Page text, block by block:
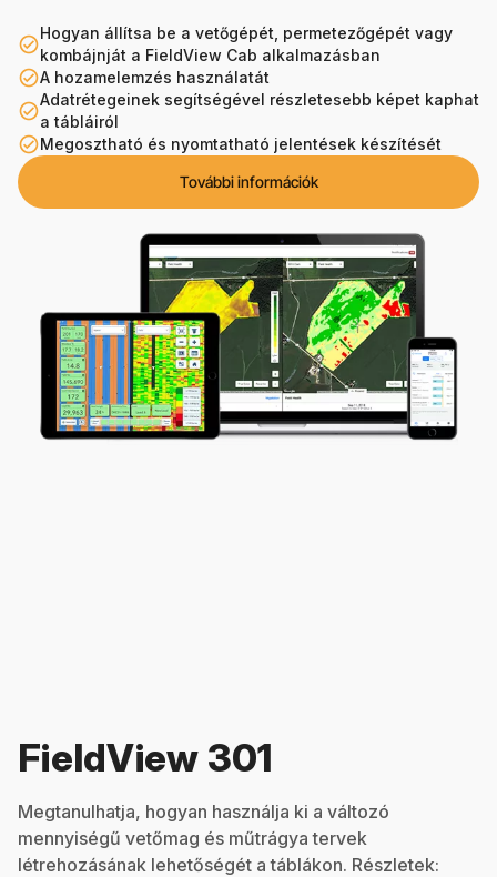
check_circle_outline
Hogyan állítsa be a vetőgépét, permetezőgépét vagy
kombájnját a FieldView Cab alkalmazásban
check_circle_outlineA hozamelemzés használatát
check_circle_outline
Adatrétegeinek segítségével részletesebb képet kaphat
a tábláiról
check_circle_outlineMegosztható és nyomtatható jelentések készítését
További információk
FieldView 301
Megtanulhatja, hogyan használja ki a változó
mennyiségű vetőmag és műtrágya tervek
létrehozásának lehetőségét a táblákon. Részletek: